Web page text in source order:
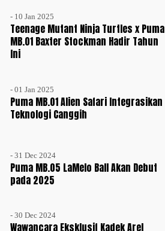
- 10 Jan 2025
Teenage Mutant Ninja Turtles x Puma
MB.01 Baxter Stockman Hadir Tahun
Ini
- 01 Jan 2025
Puma MB.01 Alien Safari Integrasikan
Teknologi Canggih
- 31 Dec 2024
Puma MB.05 LaMelo Ball Akan Debut
pada 2025
- 30 Dec 2024
Wawancara Eksklusif Kadek Arel